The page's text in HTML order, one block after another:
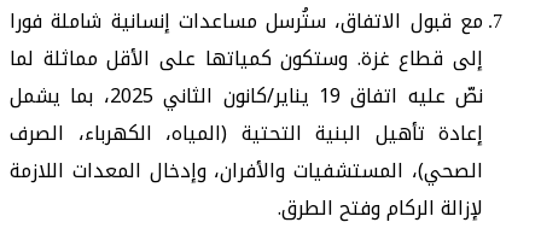
مع قبول الاتفاق، ستُرسل مساعدات إنسانية شاملة فورا
إلى قطاع غزة. وستكون كمياتها على الأقل مماثلة لما
نصّ عليه اتفاق 19 يناير/كانون الثاني 2025، بما يشمل
إعادة تأهيل البنية التحتية (المياه، الكهرباء، الصرف
الصحي)، المستشفيات والأفران، وإدخال المعدات اللازمة
لإزالة الركام وفتح الطرق.